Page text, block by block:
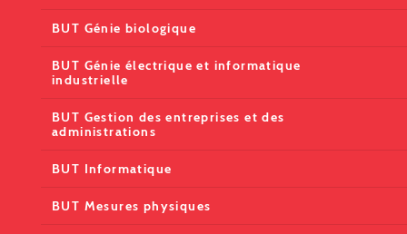
BUT Génie biologique
BUT Génie électrique et informatique
industrielle
BUT Gestion des entreprises et des
administrations
BUT Informatique
BUT Mesures physiques